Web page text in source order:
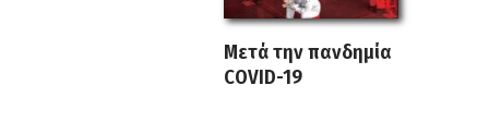
Μετά την πανδημία
COVID-19